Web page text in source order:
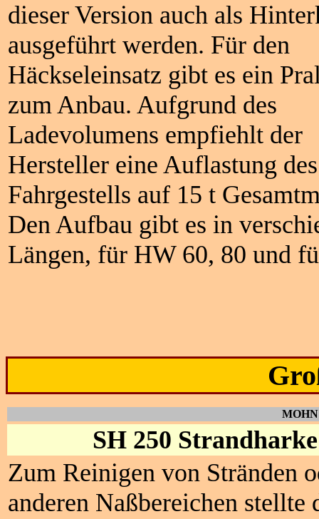
dieser Version auch als
ausgeführt werden. Für den
Häckseleinsatz gibt es ein
zum Anbau. Aufgrund des
Ladevolumens empfiehlt der
Hersteller eine Auflastung des
Fahrgestells auf 15 t
Den Aufbau gibt es in
Längen, für HW 60, 80 und
SH 250 Strandharke
Zum Reinigen von Stränden
anderen Naßbereichen stellte